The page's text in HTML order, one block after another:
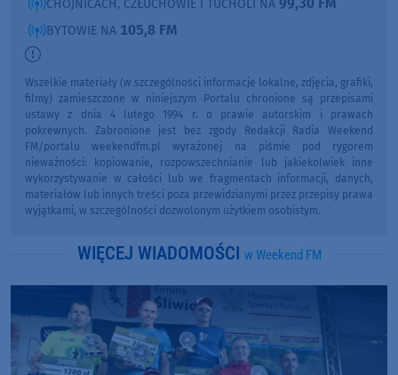
CHOJNICACH, CZŁUCHOWIE I TUCHOLI NA
BYTOWIE NA 105,8 FM
Wszelkie materiały (w szczególności informacje lokalne, zdjęcia, grafiki,
filmy) zamieszczone w niniejszym Portalu chronione są przepisami
ustawy z dnia 4 lutego 1994 r. o prawie autorskim i prawach
pokrewnych. Zabronione jest bez zgody Redakcji Radia Weekend
FM/portalu weekendfm.pl wyrażonej na piśmie pod rygorem
nieważności: kopiowanie, rozpowszechnianie lub jakiekolwiek inne
wykorzystywanie w całości lub we fragmentach informacji, danych,
materiałów lub innych treści poza przewidzianymi przez przepisy prawa
wyjątkami, w szczególności dozwolonym użytkiem osobistym.
WIĘCEJ WIADOMOŚCI w Weekend FM